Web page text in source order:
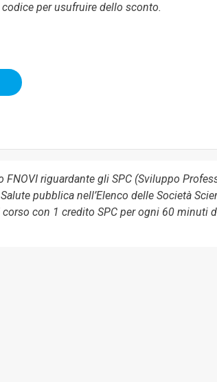
per usufruire dello sconto.
riguardante gli SPC (Sviluppo
pubblica nell’Elenco delle Società
con 1 credito SPC per ogni 60 minuti